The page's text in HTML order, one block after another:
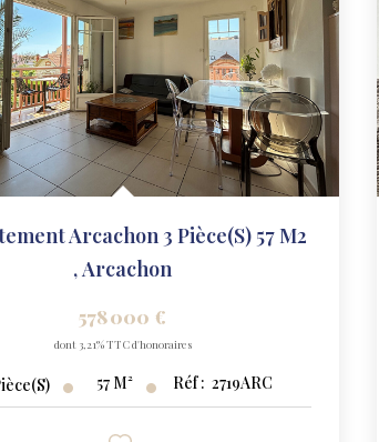
Arcachon 3 Pièce(s) 57 M2
,Arcachon
578 000 €
dont 3,21% TTC d'honoraires
57 M² Réf : 2719ARC